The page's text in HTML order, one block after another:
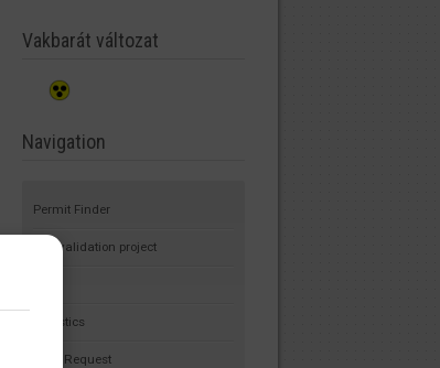
Vakbarát változat
Navigation
Permit Finder
Self-validation project
Statistics
Data Request